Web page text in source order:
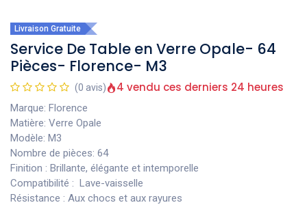
Livraison Gratuite
Service De Table en Verre Opale- 64
Pièces- Florence- M3
(0 avis) 4 vendu ces derniers 24 heures
Marque: Florence
Matière: Verre Opale
Modèle: M3
Nombre de pièces: 64
Finition : Brillante, élégante et intemporelle
Compatibilité : Lave-vaisselle
Résistance : Aux chocs et aux rayures